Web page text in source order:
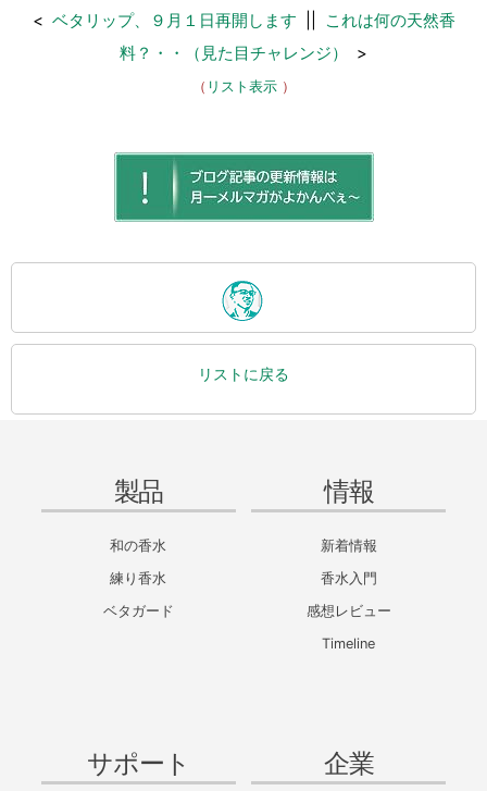
< ベタリップ、９月１日再開します
これは何の天然香
料？・・（見た目チャレンジ）
>
（ リスト表示）
リストに戻る
製品
和の香水
練り香水
ベタガード
情報
新着情報
香水入門
感想レビュー
Timeline
サポート 企業